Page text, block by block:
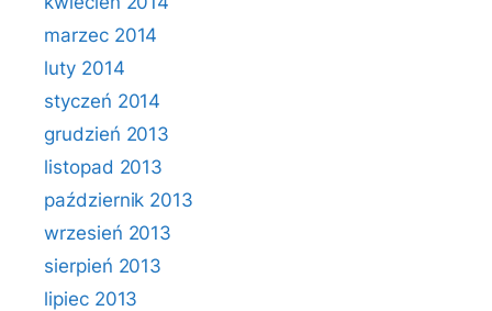
marzec 2014
luty 2014
styczeń 2014
grudzień 2013
listopad 2013
październik 2013
wrzesień 2013
sierpień 2013
lipiec 2013